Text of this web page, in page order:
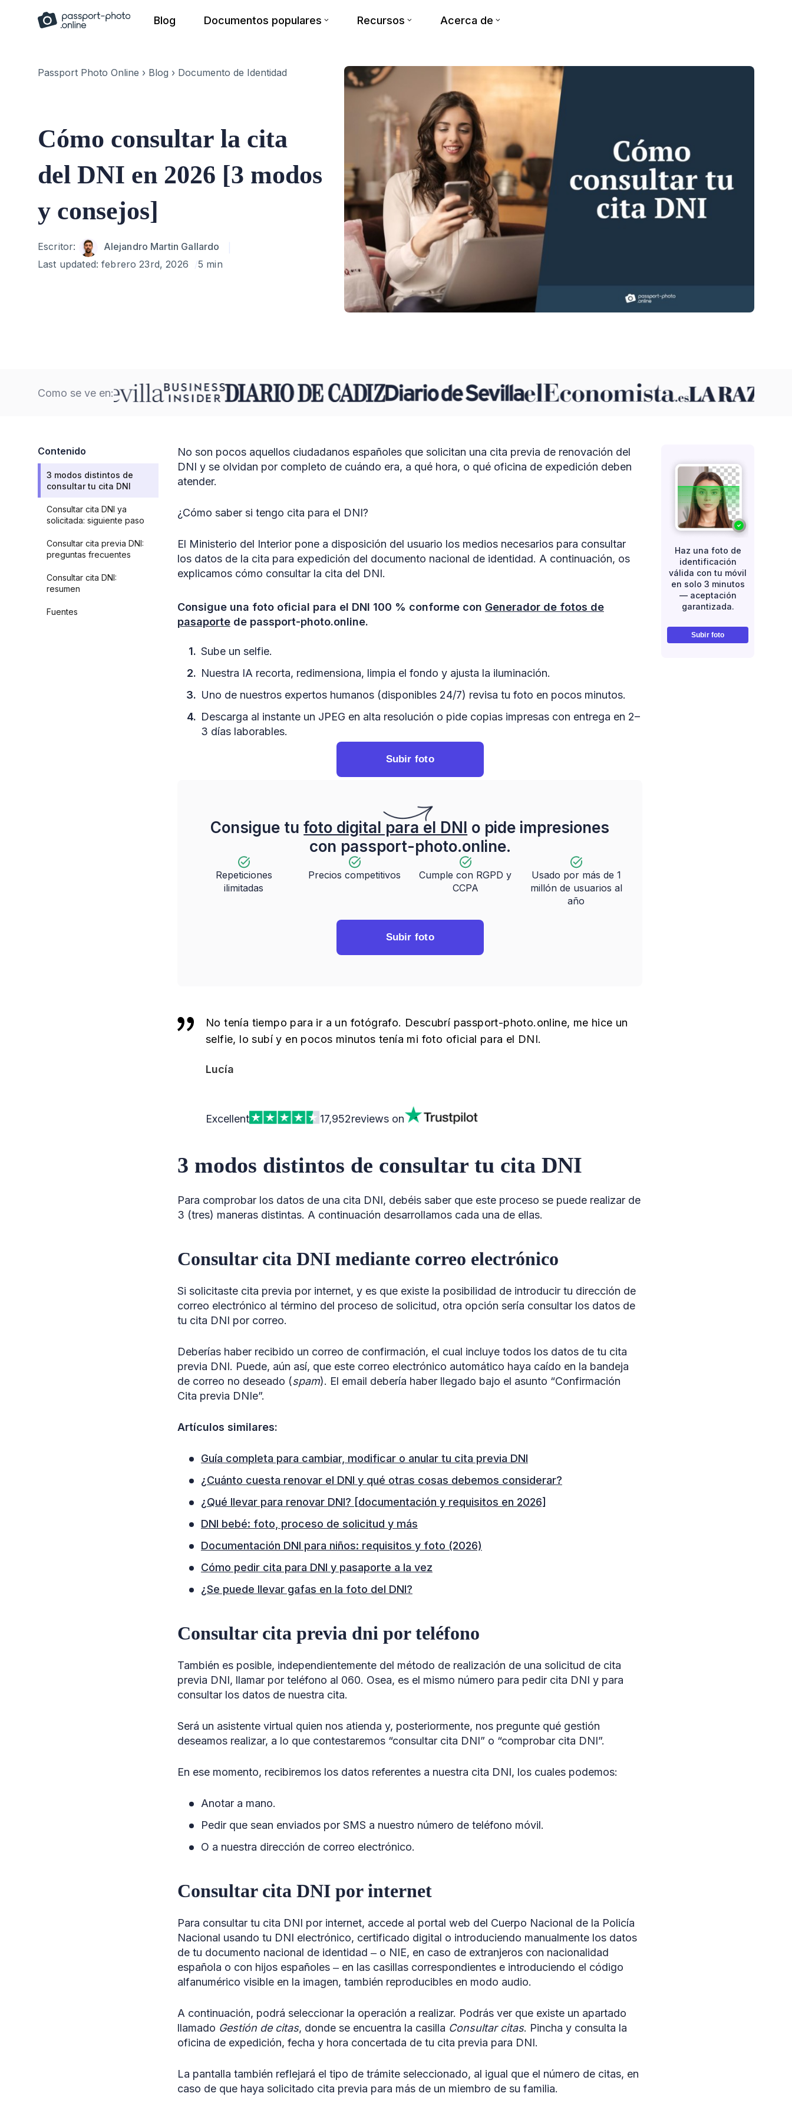
Blog Documentos populares Recursos Acerca de
Passport Photo Online › Blog › Documento de Identidad
Cómo consultar la cita
del DNI en 2026 [3 modos
y consejos]
Author
Escritor:
Alejandro Martin Gallardo
Last updated:febrero 23rd, 2026 5 min
Como se ve en:
Contenido
3 modos distintos de
consultar tu cita DNI
Consultar cita DNI ya
solicitada: siguiente paso
Consultar cita previa DNI:
preguntas frecuentes
Consultar cita DNI:
resumen
Fuentes
No son pocos aquellos ciudadanos españoles que solicitan una cita previa de renovación del
DNI y se olvidan por completo de cuándo era, a qué hora, o qué oficina de expedición deben
atender.
¿Cómo saber si tengo cita para el DNI?
El Ministerio del Interior pone a disposición del usuario los medios necesarios para consultar
los datos de la cita para expedición del documento nacional de identidad. A continuación, os
explicamos cómo consultar la cita del DNI.
Consigue una foto oficial para el DNI 100 % conforme con Generador de fotos de
pasaportede passport-photo.online.
Sube un selfie.
Nuestra IA recorta, redimensiona, limpia el fondo y ajusta la iluminación.
Uno de nuestros expertos humanos (disponibles 24/7) revisa tu foto en pocos minutos.
Descarga al instante un JPEG en alta resolución o pide copias impresas con entrega en 2–
3 días laborables.
Subir foto
Consigue tufoto digital para el DNI o pide impresiones
con passport-photo.online.
Repeticiones
ilimitadas
Precios competitivos
Cumple con RGPD y
CCPA
Usado por más de 1
millón de usuarios al
año
Subir foto
No tenía tiempo para ir a un fotógrafo. Descubrí passport-photo.online, me hice un
selfie, lo subí y en pocos minutos tenía mi foto oficial para el DNI.
Lucía
Excellent 17,952reviews on
3 modos distintos de consultar tu cita DNI
Para comprobar los datos de una cita DNI, debéis saber que este proceso se puede realizar de
3 (tres) maneras distintas. A continuación desarrollamos cada una de ellas.
Consultar cita DNI mediante correo electrónico
Si solicitaste cita previa por internet, y es que existe la posibilidad de introducir tu dirección de
correo electrónico al término del proceso de solicitud, otra opción sería consultar los datos de
tu cita DNI por correo.
Deberías haber recibido un correo de confirmación, el cual incluye todos los datos de tu cita
previa DNI. Puede, aún así, que este correo electrónico automático haya caído en la bandeja
de correo no deseado (spam). El email debería haber llegado bajo el asunto “Confirmación
Cita previa DNIe”.
Artículos similares:
Guía completa para cambiar, modificar o anular tu cita previa DNI
¿Cuánto cuesta renovar el DNI y qué otras cosas debemos considerar?
¿Qué llevar para renovar DNI? [documentación y requisitos en 2026]
DNI bebé: foto, proceso de solicitud y más
Documentación DNI para niños: requisitos y foto (2026)
Cómo pedir cita para DNI y pasaporte a la vez
¿Se puede llevar gafas en la foto del DNI?
Consultar cita previa dni por teléfono
También es posible, independientemente del método de realización de una solicitud de cita
previa DNI, llamar por teléfono al 060. Osea, es el mismo número para pedir cita DNI y para
consultar los datos de nuestra cita.
Será un asistente virtual quien nos atienda y, posteriormente, nos pregunte qué gestión
deseamos realizar, a lo que contestaremos “consultar cita DNI” o “comprobar cita DNI”.
En ese momento, recibiremos los datos referentes a nuestra cita DNI, los cuales podemos:
Anotar a mano.
Pedir que sean enviados por SMS a nuestro número de teléfono móvil.
O a nuestra dirección de correo electrónico.
Consultar cita DNI por internet
Para consultar tu cita DNI por internet, accede al portal web del Cuerpo Nacional de la Policía
Nacional usando tu DNI electrónico, certificado digital o introduciendo manualmente los datos
de tu documento nacional de identidad ‒ o NIE, en caso de extranjeros con nacionalidad
española o con hijos españoles ‒ en las casillas correspondientes e introduciendo el código
alfanumérico visible en la imagen, también reproducibles en modo audio.
A continuación, podrá seleccionar la operación a realizar. Podrás ver que existe un apartado
llamado Gestión de citas, donde se encuentra la casilla Consultar citas. Pincha y consulta la
oficina de expedición, fecha y hora concertada de tu cita previa para DNI.
La pantalla también reflejará el tipo de trámite seleccionado, al igual que el número de citas, en
caso de que haya solicitado cita previa para más de un miembro de su familia.
Haz una foto de
identificación
válida con tu móvil
en solo 3 minutos
— aceptación
garantizada.
Subir foto